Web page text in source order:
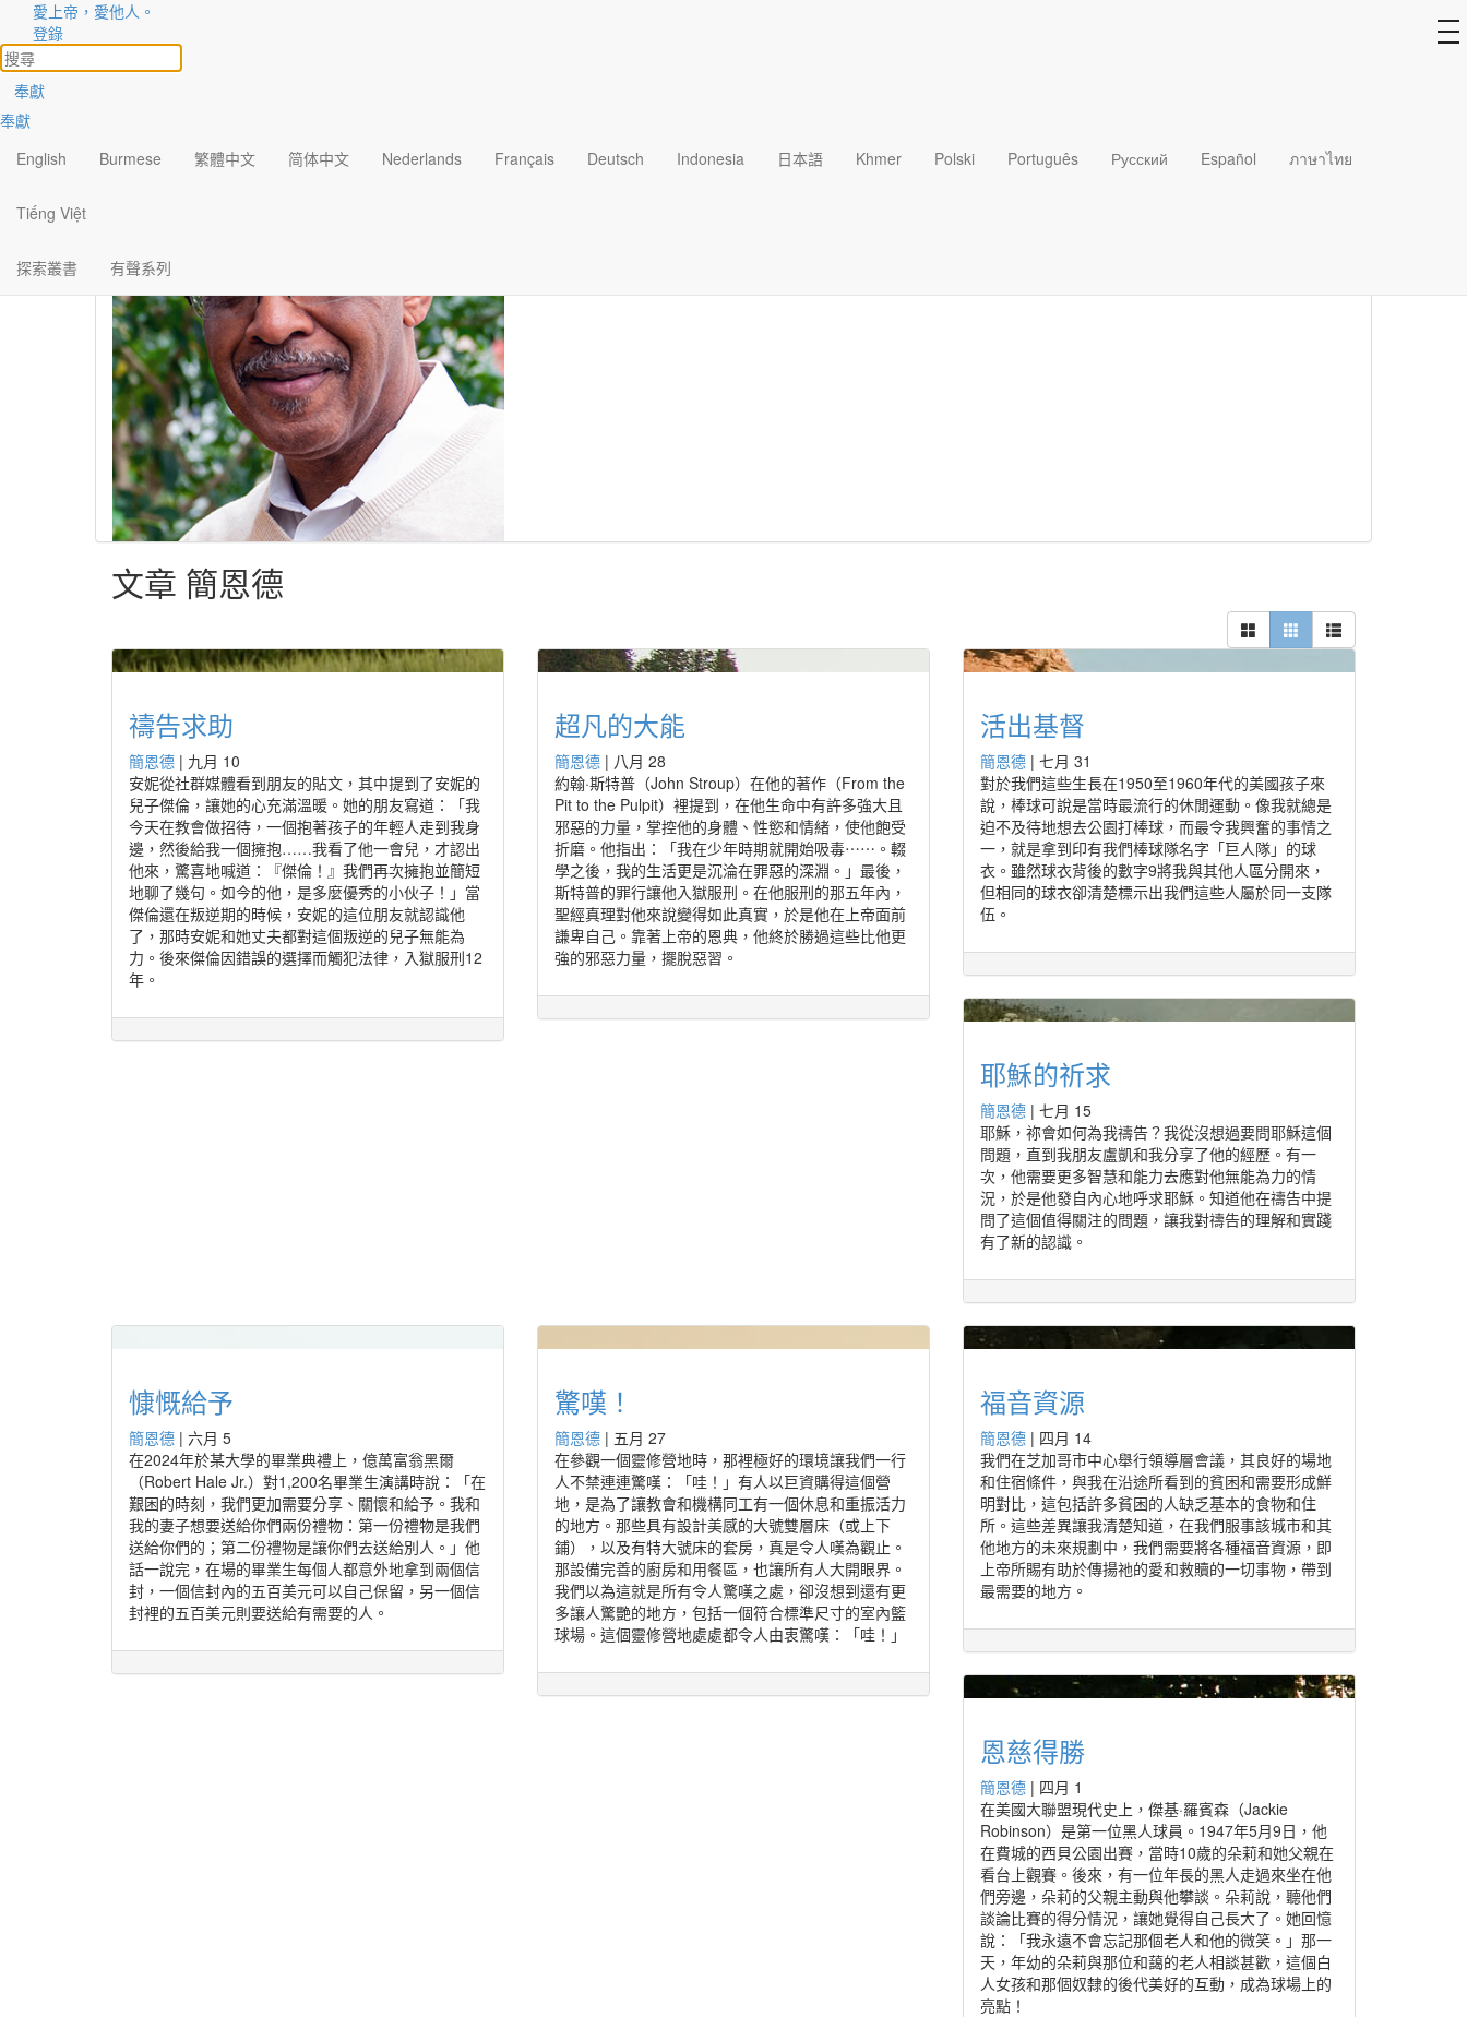
愛上帝，愛他人。
登錄
奉獻
奉獻
English
Burmese 繁體中文 简体中文 Nederlands Français Deutsch Indonesia 日本語 Khmer Polski Português Русский Español ภาษาไทย
Tiếng Việt
探索叢書 有聲系列
作者
簡恩德（Arthur Jackson）和妻子雪莉在美國芝加哥地區牧會長達28年，他們在2016年回到恩德出生、成長的堪薩斯州居
文章 簡恩德
禱告求助
簡恩德 | 九月 10
安妮從社群媒體看到朋友的貼文，其中提到了安妮的
兒子傑倫，讓她的心充滿溫暖。她的朋友寫道：「我
今天在教會做招待，一個抱著孩子的年輕人走到我身
邊，然後給我一個擁抱……我看了他一會兒，才認出
他來，驚喜地喊道：『傑倫！』我們再次擁抱並簡短
地聊了幾句。如今的他，是多麼優秀的小伙子！」當
傑倫還在叛逆期的時候，安妮的這位朋友就認識他
了，那時安妮和她丈夫都對這個叛逆的兒子無能為
力。後來傑倫因錯誤的選擇而觸犯法律，入獄服刑12
年。
超凡的大能
簡恩德 | 八月 28
約翰·斯特普（John Stroup）在他的著作（From the
Pit to the Pulpit）裡提到，在他生命中有許多強大且
邪惡的力量，掌控他的身體、性慾和情緒，使他飽受
折磨。他指出：「我在少年時期就開始吸毒⋯⋯。輟
學之後，我的生活更是沉淪在罪惡的深淵。」最後，
斯特普的罪行讓他入獄服刑。在他服刑的那五年內，
聖經真理對他來說變得如此真實，於是他在上帝面前
謙卑自己。靠著上帝的恩典，他終於勝過這些比他更
強的邪惡力量，擺脫惡習。
活出基督
簡恩德 | 七月 31
對於我們這些生長在1950至1960年代的美國孩子來
說，棒球可說是當時最流行的休閒運動。像我就總是
迫不及待地想去公園打棒球，而最令我興奮的事情之
一，就是拿到印有我們棒球隊名字「巨人隊」的球
衣。雖然球衣背後的數字9將我與其他人區分開來，
但相同的球衣卻清楚標示出我們這些人屬於同一支隊
伍。
耶穌的祈求
簡恩德 | 七月 15
耶穌，祢會如何為我禱告？我從沒想過要問耶穌這個
問題，直到我朋友盧凱和我分享了他的經歷。有一
次，他需要更多智慧和能力去應對他無能為力的情
況，於是他發自內心地呼求耶穌。知道他在禱告中提
問了這個值得關注的問題，讓我對禱告的理解和實踐
有了新的認識。
慷慨給予
簡恩德 | 六月 5
在2024年於某大學的畢業典禮上，億萬富翁黑爾
（Robert Hale Jr.）對1,200名畢業生演講時說：「在
艱困的時刻，我們更加需要分享、關懷和給予。我和
我的妻子想要送給你們兩份禮物：第一份禮物是我們
送給你們的；第二份禮物是讓你們去送給別人。」他
話一說完，在場的畢業生每個人都意外地拿到兩個信
封，一個信封內的五百美元可以自己保留，另一個信
封裡的五百美元則要送給有需要的人。
驚嘆！
簡恩德 | 五月 27
在參觀一個靈修營地時，那裡極好的環境讓我們一行
人不禁連連驚嘆：「哇！」有人以巨資購得這個營
地，是為了讓教會和機構同工有一個休息和重振活力
的地方。那些具有設計美感的大號雙層床（或上下
鋪），以及有特大號床的套房，真是令人嘆為觀止。
那設備完善的廚房和用餐區，也讓所有人大開眼界。
我們以為這就是所有令人驚嘆之處，卻沒想到還有更
多讓人驚艷的地方，包括一個符合標準尺寸的室內籃
球場。這個靈修營地處處都令人由衷驚嘆：「哇！」
福音資源
簡恩德 | 四月 14
我們在芝加哥市中心舉行領導層會議，其良好的場地
和住宿條件，與我在沿途所看到的貧困和需要形成鮮
明對比，這包括許多貧困的人缺乏基本的食物和住
所。這些差異讓我清楚知道，在我們服事該城市和其
他地方的未來規劃中，我們需要將各種福音資源，即
上帝所賜有助於傳揚祂的愛和救贖的一切事物，帶到
最需要的地方。
恩慈得勝
簡恩德 | 四月 1
在美國大聯盟現代史上，傑基·羅賓森（Jackie
Robinson）是第一位黑人球員。1947年5月9日，他
在費城的西貝公園出賽，當時10歲的朵莉和她父親在
看台上觀賽。後來，有一位年長的黑人走過來坐在他
們旁邊，朵莉的父親主動與他攀談。朵莉說，聽他們
談論比賽的得分情況，讓她覺得自己長大了。她回憶
說：「我永遠不會忘記那個老人和他的微笑。」那一
天，年幼的朵莉與那位和藹的老人相談甚歡，這個白
人女孩和那個奴隸的後代美好的互動，成為球場上的
亮點！